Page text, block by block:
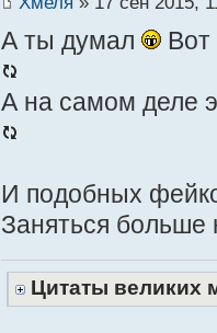
А ты думал Вот
А на самом деле
И подобных
Заняться больше
Цитаты великих